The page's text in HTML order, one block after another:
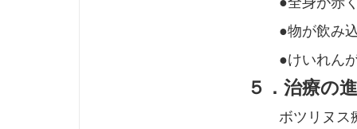
●物が飲み込
●けいれんが
５．治療の
ボツリヌス療